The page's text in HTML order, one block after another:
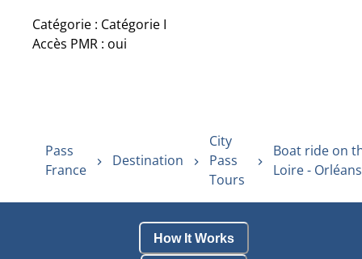
Catégorie : Catégorie I
Accès PMR : oui
Pass
France
Destination
City
Pass
Tours
Boat ride on
Loire - Orléans
How It Works